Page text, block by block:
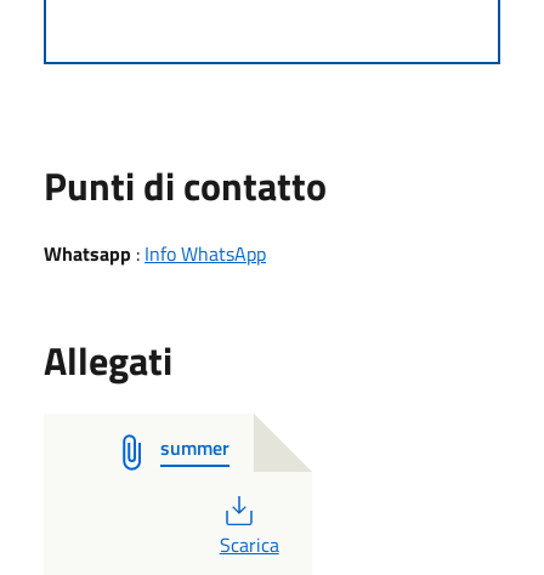
Punti di contatto
Whatsapp : Info WhatsApp
Allegati
summer
PDF
Scarica